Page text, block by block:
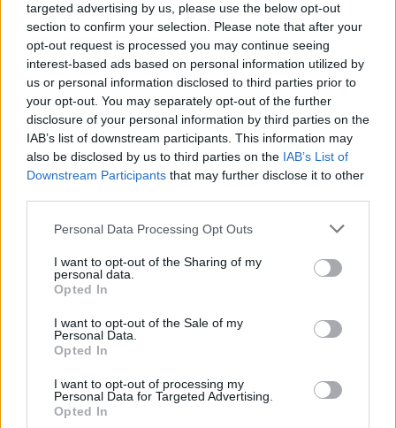
targeted advertising by us, please use the below opt-out
section to confirm your selection. Please note that after your
opt-out request is processed you may continue seeing
interest-based ads based on personal information utilized by
us or personal information disclosed to third parties prior to
your opt-out. You may separately opt-out of the further
disclosure of your personal information by third parties on the
IAB’s list of downstream participants. This information may
also be disclosed by us to third parties on the IAB’s List of
Downstream Participants that may further disclose it to other
Personal Data Processing Opt Outs
I want to opt-out of the Sharing of my
personal data.
Opted In
I want to opt-out of the Sale of my
Personal Data.
Opted In
I want to opt-out of processing my
Personal Data for Targeted Advertising.
Opted In